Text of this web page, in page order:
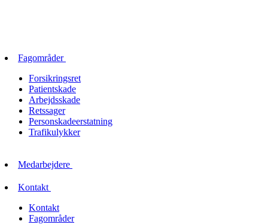
Fagområder
Forsikringsret
Patientskade
Arbejdsskade
Retssager
Personskadeerstatning
Trafikulykker
Medarbejdere
Kontakt
Kontakt
Fagområder